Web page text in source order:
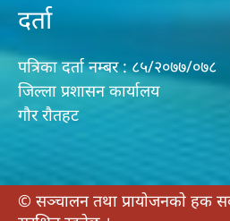
दर्ता
पत्रिका दर्ता नम्बर : ८५/२०७७/०७८
जिल्ला प्रशासन कार्यालय
गौर राैतहट
© सञ्चालन तथा प्रायाेजनकाे हक